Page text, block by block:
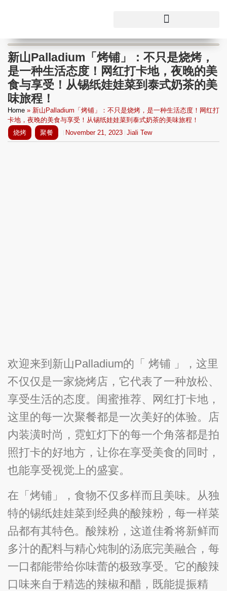
新山Palladium「烤铺」：不只是烧烤，
是一种生活态度！网红打卡地，夜晚的美
食与享受！从锡纸娃娃菜到泰式奶茶的美
味旅程！
Home » 新山Palladium「烤铺」：不只是烧烤，是一种生活态度！网红打
卡地，夜晚的美食与享受！从锡纸娃娃菜到泰式奶茶的美味旅程！
烧烤
聚餐 November 21, 2023 Jiali Tew
欢迎来到新山Palladium的「 烤铺 」，这里
不仅仅是一家烧烤店，它代表了一种放松、
享受生活的态度。闺蜜推荐、网红打卡地，
这里的每一次聚餐都是一次美好的体验。店
内装潢时尚，霓虹灯下的每一个角落都是拍
照打卡的好地方，让你在享受美食的同时，
也能享受视觉上的盛宴。
在「烤铺」，食物不仅多样而且美味。从独
特的锡纸娃娃菜到经典的酸辣粉，每一样菜
品都有其特色。酸辣粉，这道佳肴将新鲜而
多汁的配料与精心炖制的汤底完美融合，每
一口都能带给你味蕾的极致享受。它的酸辣
口味来自于精选的辣椒和醋，既能提振精